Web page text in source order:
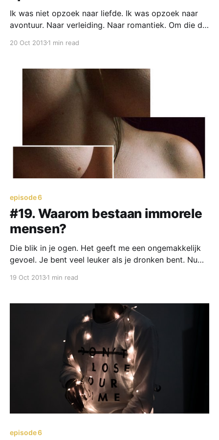
Ik was niet opzoek naar liefde. Ik was opzoek naar
avontuur. Naar verleiding. Naar romantiek. Om die de
mezelf te denken.
20 Oct 20131 min read
episode 6
#19. Waarom bestaan immorele
mensen?
Die blik in je ogen. Het geeft me een ongemakkelijk
gevoel. Je bent veel leuker als je dronken bent. Nu
19 Oct 20131 min read
episode 6